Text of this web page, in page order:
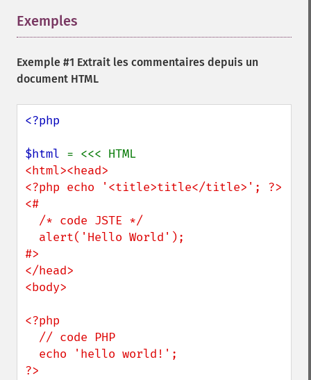
Exemples
Exemple #1 Extrait les commentaires depuis un
document HTML
<?php
$html
<html><head>
<?php echo '<title>title</title>'; ?>
<#
#>
</head>
<body>
<?php
?>